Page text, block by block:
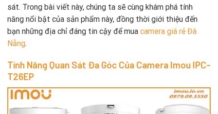
sát. Trong bài viết này, chúng ta sẽ cùng khám phá tính
năng nổi bật của sản phẩm này, đồng thời giới thiệu đến
bạn những địa chỉ đáng tin cậy để mua camera giá rẻ Đà
Nẵng.
Tính Năng Quan Sát Đa Góc Của Camera Imou IPC-
T26EP